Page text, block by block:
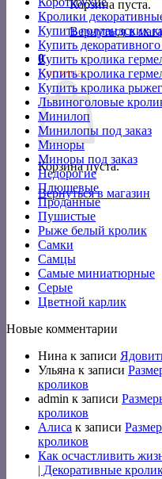
Корзина пуста.
Вернуться в
0
Корзина
Корзина пуста.
Вернуться в магазин
Кролики
Купить голландских
Купить
Купить кролика
Купить кролика
Купить кролика
Львиноголовые
Минилоп
Минилопы под заказ
Миноры
Миноры под заказ
Недорогие
Плюшевые
Проданные
Пушистые
Рыже белый кролик
Самки
Самцы
Самые миниатюрные
Серые
Цветной карлик
Новые комментарии
Нина к записи
Ульяна к записи
кроликов
admin к записи
кроликов
Алиса к записи
кроликов
Как осчастливить
| Декоративные